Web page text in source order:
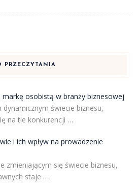
PRZECZYTANIA
markę osobistą w branży biznesowej
dynamicznym świecie biznesu,
na tle konkurencji …
i ich wpływ na prowadzenie
zmieniającym się świecie biznesu,
staje …